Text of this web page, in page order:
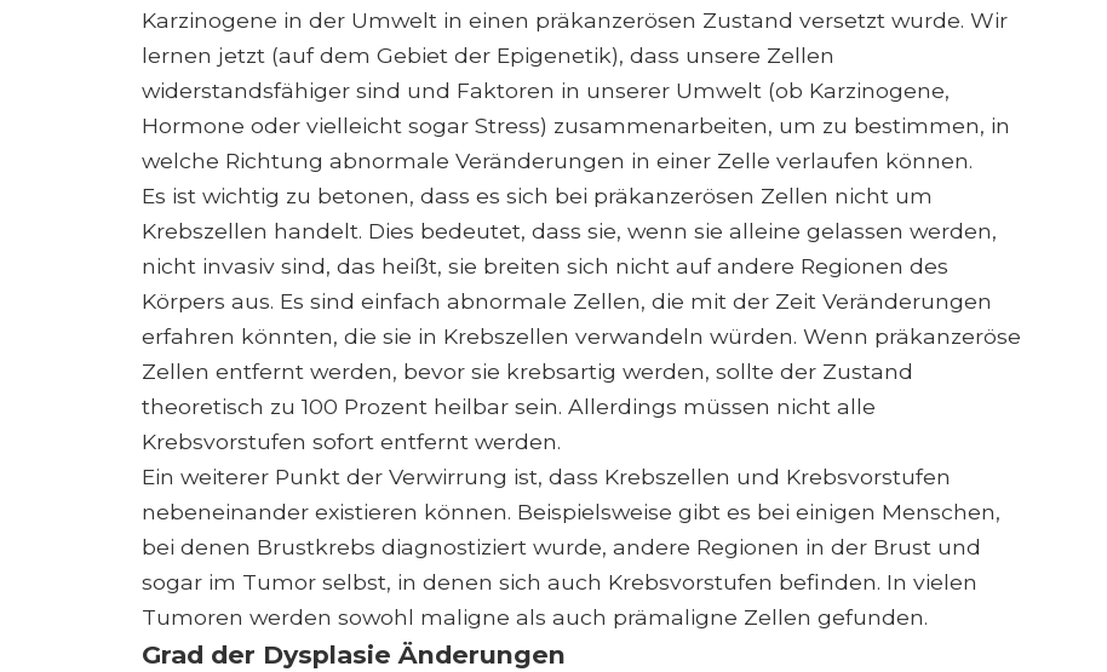
Karzinogene in der Umwelt in einen präkanzerösen Zustand versetzt wurde. Wir
lernen jetzt (auf dem Gebiet der Epigenetik), dass unsere Zellen
widerstandsfähiger sind und Faktoren in unserer Umwelt (ob Karzinogene,
Hormone oder vielleicht sogar Stress) zusammenarbeiten, um zu bestimmen, in
welche Richtung abnormale Veränderungen in einer Zelle verlaufen können.
Es ist wichtig zu betonen, dass es sich bei präkanzerösen Zellen nicht um
Krebszellen handelt. Dies bedeutet, dass sie, wenn sie alleine gelassen werden,
nicht invasiv sind, das heißt, sie breiten sich nicht auf andere Regionen des
Körpers aus. Es sind einfach abnormale Zellen, die mit der Zeit Veränderungen
erfahren könnten, die sie in Krebszellen verwandeln würden. Wenn präkanzeröse
Zellen entfernt werden, bevor sie krebsartig werden, sollte der Zustand
theoretisch zu 100 Prozent heilbar sein. Allerdings müssen nicht alle
Krebsvorstufen sofort entfernt werden.
Ein weiterer Punkt der Verwirrung ist, dass Krebszellen und Krebsvorstufen
nebeneinander existieren können. Beispielsweise gibt es bei einigen Menschen,
bei denen Brustkrebs diagnostiziert wurde, andere Regionen in der Brust und
sogar im Tumor selbst, in denen sich auch Krebsvorstufen befinden. In vielen
Tumoren werden sowohl maligne als auch prämaligne Zellen gefunden.
Grad der Dysplasie Änderungen